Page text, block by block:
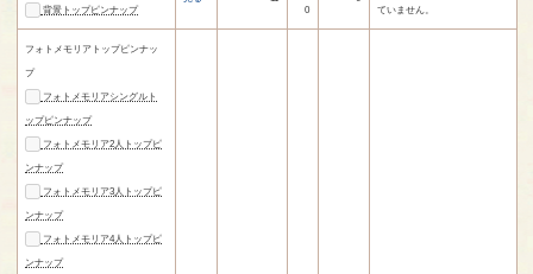
背景トップピンナップ
0
ていません。
フォトメモリアトップピンナッ
プ
フォトメモリアシングルト
ップピンナップ
フォトメモリア2人トップピ
ンナップ
フォトメモリア3人トップピ
ンナップ
フォトメモリア4人トップピ
ンナップ